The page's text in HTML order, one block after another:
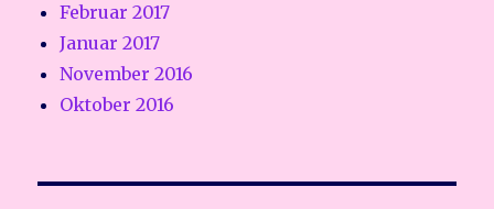
Februar 2017
Januar 2017
November 2016
Oktober 2016